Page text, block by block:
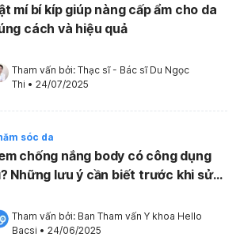
mí bí kíp giúp nàng cấp ẩm cho da
cách và hiệu quả
Tham vấn bởi: Thạc sĩ - Bác sĩ Du Ngọc
Thi • 24/07/2025
sóc da
chống nắng body có công dụng
Những lưu ý cần biết trước khi sử
Tham vấn bởi: Ban Tham vấn Y khoa Hello
Bacsi • 24/06/2025